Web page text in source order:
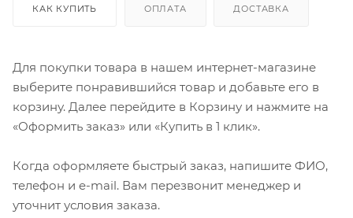
КАК КУПИТЬ ОПЛАТА ДОСТАВКА
Для покупки товара в нашем интернет-магазине
выберите понравившийся товар и добавьте его в
корзину. Далее перейдите в Корзину и нажмите на
«Оформить заказ» или «Купить в 1 клик».
Когда оформляете быстрый заказ, напишите ФИО,
телефон и e-mail. Вам перезвонит менеджер и
уточнит условия заказа.